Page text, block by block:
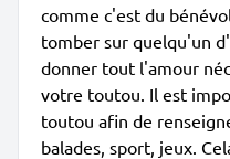
comme c'est du
tomber sur quelqu'un
donner tout l'amour
votre toutou. Il est
toutou afin de
balades, sport, jeux.